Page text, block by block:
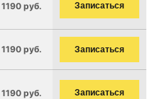
руб. Записаться
руб. Записаться
руб. Записаться